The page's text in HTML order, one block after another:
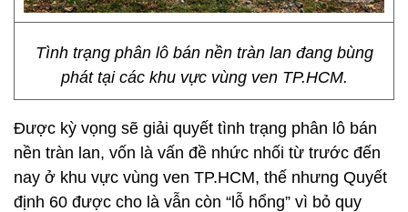
Tình trạng phân lô bán nền tràn lan đang bùng
phát tại các khu vực vùng ven TP.HCM.
Được kỳ vọng sẽ giải quyết tình trạng phân lô bán
nền tràn lan, vốn là vấn đề nhức nhối từ trước đến
nay ở khu vực vùng ven TP.HCM, thế nhưng Quyết
định 60 được cho là vẫn còn “lỗ hổng” vì bỏ quy